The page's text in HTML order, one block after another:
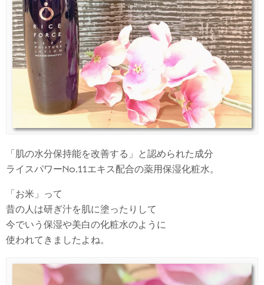
「肌の水分保持能を改善する」と認められた成分
ライスパワーNo.11エキス配合の薬用保湿化粧水。
「お米」って
昔の人は研ぎ汁を肌に塗ったりして
今でいう保湿や美白の化粧水のように
使われてきましたよね。